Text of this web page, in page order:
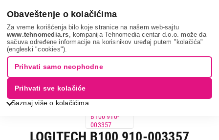
Obaveštenje o kolačićima
Za vreme korišćenja bilo koje stranice na našem web-sajtu
www.tehnomedia.rs , kompanija Tehnomedia centar d.o.o. može da
sačuva određene informacije na korisnikov uređaj putem "kolačića"
(engleski "cookies").
Saznaj više o kolačićima
Prihvati samo neophodne
Prihvati sve kolačiće
It & gaming Periferije Miševi Logitech b100 9...
LOGITECH B100 910-003357